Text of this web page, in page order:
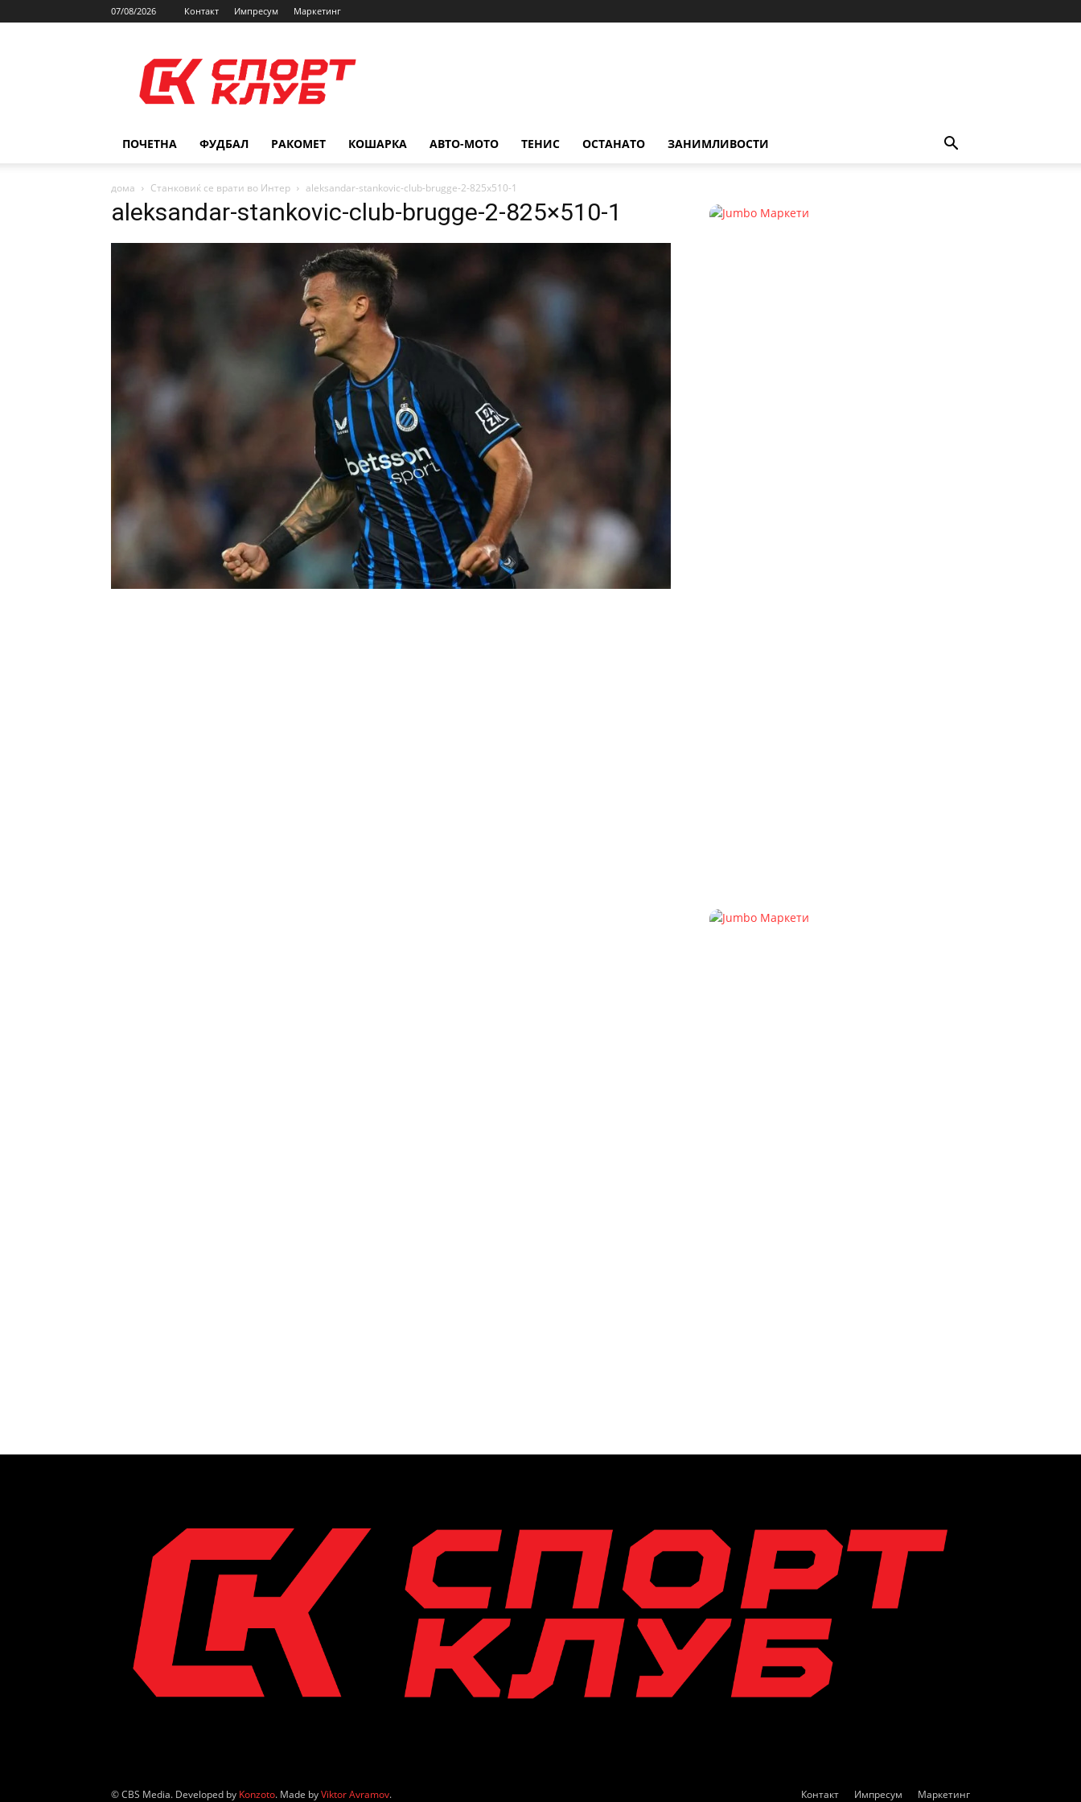
07/08/2026 Контакт Импресум Маркетинг
ПОЧЕТНА ФУДБАЛ РАКОМЕТ КОШАРКА АВТО-МОТО ТЕНИС ОСТАНАТО ЗАНИМЛИВОСТИ
дома Станковиќ се врати во Интер aleksandar-stankovic-club-brugge-2-825x510-1
aleksandar-stankovic-club-brugge-2-825×510-1
Контакт Импресум Маркетинг
© CBS Media. Developed by Konzoto. Made byViktor Avramov.